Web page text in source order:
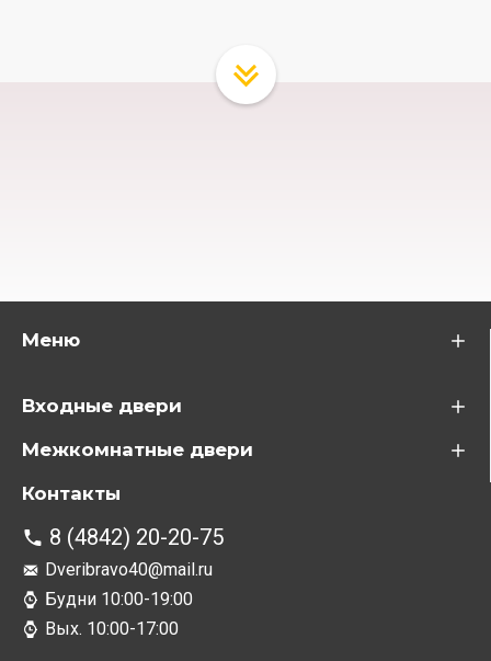
Меню
Входные двери
Межкомнатные двери
Контакты
8 (4842) 20-20-75
Dveribravo40@mail.ru
Будни 10:00-19:00
Вых. 10:00-17:00